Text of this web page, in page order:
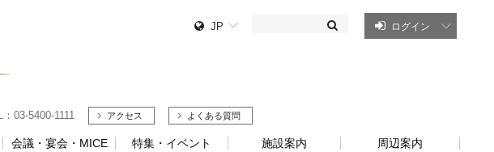
JP ログイン
03-5400-1111 アクセス よくある質問
会議・宴会・MICE 特集・イベント 施設案内 周辺案内